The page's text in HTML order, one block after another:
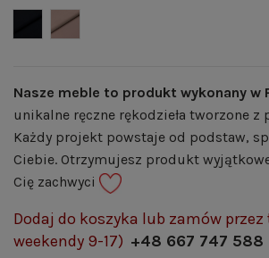
Welwet 16 - czarny
Welwet 22 - pudrowy róż
Nasze meble to produkt wykonany w
unikalne ręczne rękodzieła tworzone z
Każdy projekt powstaje od podstaw,
Ciebie. Otrzymujesz produkt
Cię zachwyci
Dodaj do koszyka lub zamów
weekendy 9-17) +48 667 747 588